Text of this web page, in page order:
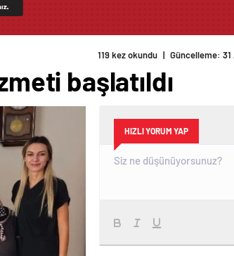
119 kez okundu | Güncelleme: 31
başlatıldı
HIZLI YORUM YAP